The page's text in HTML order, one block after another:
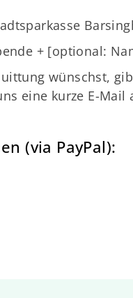
+ [optional:
wünschst,
eine kurze E-Mail
(via PayPal):